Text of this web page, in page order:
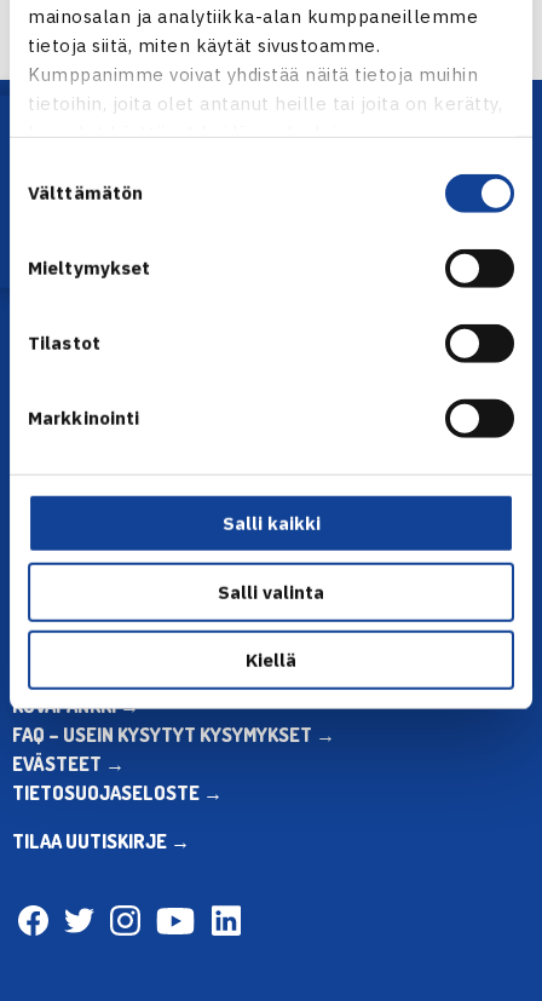
mainosalan ja analytiikka-alan kumppaneillemme
tietoja siitä, miten käytät sivustoamme.
Kumppanimme voivat yhdistää näitä tietoja muihin
tietoihin, joita olet antanut heille tai joita on kerätty,
kun olet käyttänyt heidän palvelujaan.
valinta
Välttämätön
Mieltymykset
Tilastot
Markkinointi
Salli kaikki
Salli valinta
Kiellä
Seuraava uutinen: Mini- ja midikisasarja… →
Lataa OmaTennis!
Olympiastadion, Paavo Nurmen tie 1, 00250 Helsinki
Toimiston puhelinajat:
sähköpostitse: toimisto@tennis.fi
ALOITA KILPAILEMINEN →
TENNIKSEN STRATEGIA 2024 →
KUVAPANKKI →
FAQ – USEIN KYSYTYT KYSYMYKSET →
EVÄSTEET →
TIETOSUOJASELOSTE →
TILAA UUTISKIRJE →